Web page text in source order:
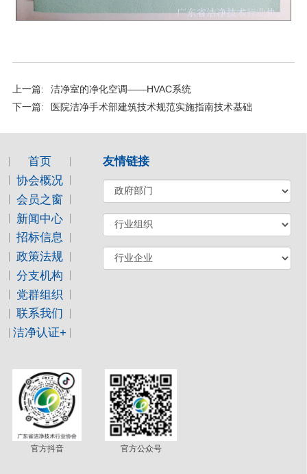
上一篇:
洁净室的净化空调——HVAC系统
下一篇:
医院洁净手术部建筑技术规范实施指南技术基础
首页
协会概况
会员之窗
新闻中心
招标信息
政策法规
分支机构
党群组织
联系我们
洁净认证+
友情链接
官方抖音 官方公众号